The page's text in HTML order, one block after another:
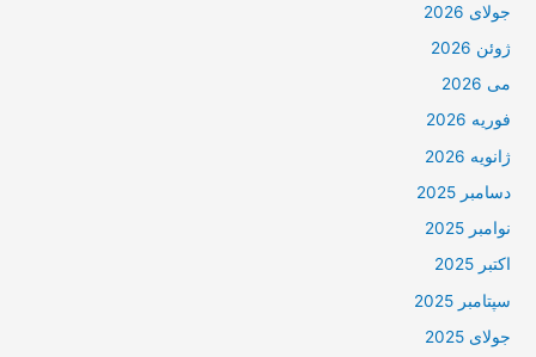
جولای 2026
ژوئن 2026
می 2026
فوریه 2026
ژانویه 2026
دسامبر 2025
نوامبر 2025
اکتبر 2025
سپتامبر 2025
جولای 2025